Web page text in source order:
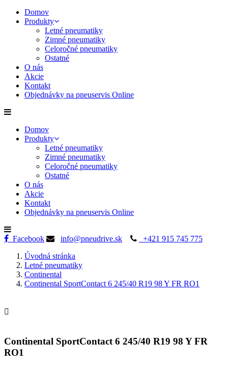
Domov
Produkty
Letné pneumatiky
Zimné pneumatiky
Celoročné pneumatiky
Ostatné
O nás
Akcie
Kontakt
Objednávky na pneuservis Online
Domov
Produkty
Letné pneumatiky
Zimné pneumatiky
Celoročné pneumatiky
Ostatné
O nás
Akcie
Kontakt
Objednávky na pneuservis Online
Facebook info@pneudrive.sk
+421 915 745 775
Úvodná stránka
Letné pneumatiky
Continental
Continental SportContact 6 245/40 R19 98 Y FR RO1

Continental SportContact 6 245/40 R19 98 Y FR
RO1